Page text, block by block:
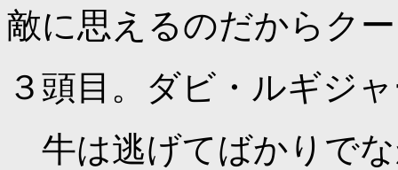
敵に思えるのだからク
３頭目。ダビ・ルギジ
牛は逃げてばかりで